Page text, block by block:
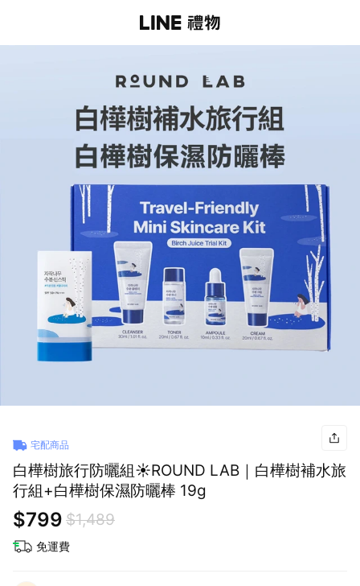
宅配商品
白樺樹旅行防曬組☀️ROUND LAB｜白樺樹補水旅
行組+白樺樹保濕防曬棒 19g
$799 $1,489
免運費